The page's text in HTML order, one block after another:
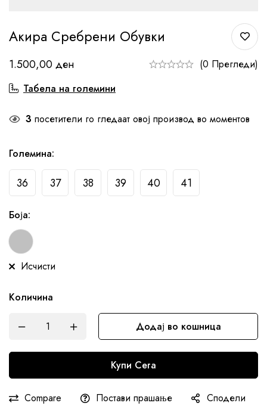
Акира Сребрени Обувки
1.500,00ден
(0 Прегледи)
Табела на големини
3 посетители го гледаат овој производ во моментов
Големина:
36 37 38 39 40 41
Боја:
Исчисти
Количина
Додај во кошница
Купи Сега
Compare Постави прашање Сподели